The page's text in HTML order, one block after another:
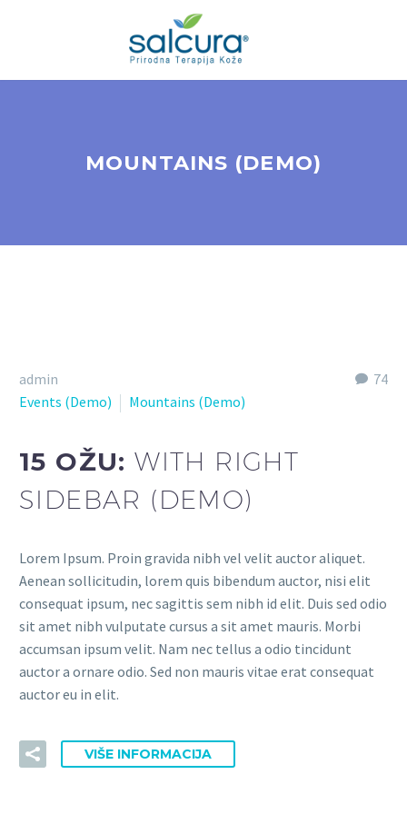
MOUNTAINS (DEMO)
74
admin
Events (Demo)
Mountains (Demo)
15 OŽU:WITH RIGHT
SIDEBAR (DEMO)
Lorem Ipsum. Proin gravida nibh vel velit auctor aliquet.
Aenean sollicitudin, lorem quis bibendum auctor, nisi elit
consequat ipsum, nec sagittis sem nibh id elit. Duis sed odio
sit amet nibh vulputate cursus a sit amet mauris. Morbi
accumsan ipsum velit. Nam nec tellus a odio tincidunt
auctor a ornare odio. Sed non mauris vitae erat consequat
auctor eu in elit.
VIŠE INFORMACIJA